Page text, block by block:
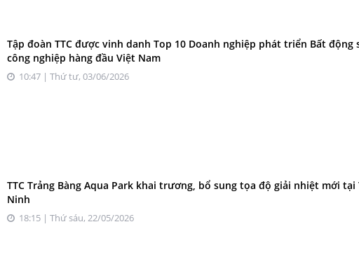
Tập đoàn TTC được vinh danh Top 10 Doanh nghiệp phát triển Bất động
công nghiệp hàng đầu Việt Nam
10:47 | Thứ tư, 03/06/2026
TTC Trảng Bàng Aqua Park khai trương, bổ sung tọa độ giải nhiệt mới tại
Ninh
18:15 | Thứ sáu, 22/05/2026